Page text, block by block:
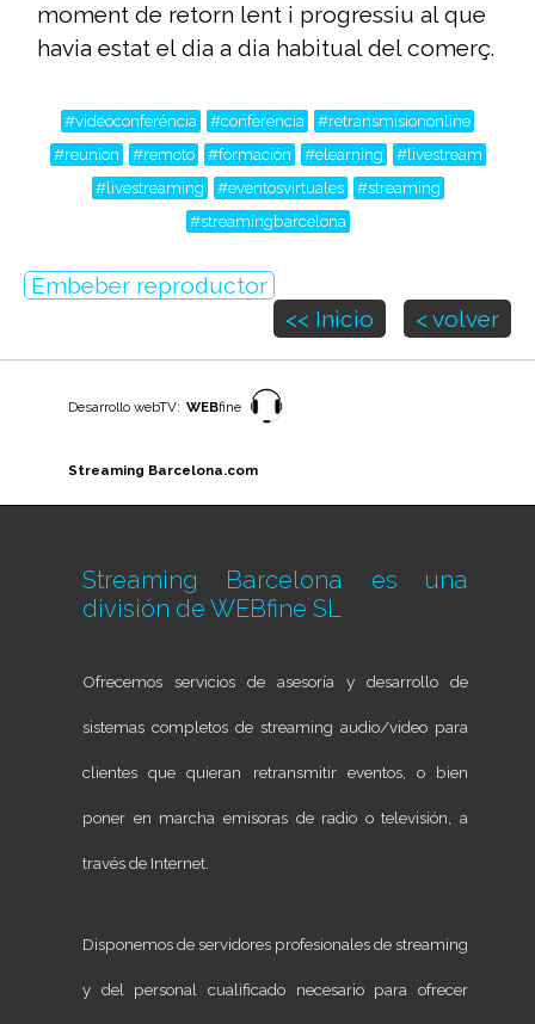
moment de retorn lent i progressiu al que
havia estat el dia a dia habitual del comerç.
#videoconferéncia #conferencia
#retransmisiononline
#reunion
#remoto #formación #elearning
#livestream
#livestreaming
#eventosvirtuales
#streaming
#streamingbarcelona
Embeber reproductor
<< Inicio
< volver
Desarrollo webTV: WEBfine
Streaming Barcelona.com
Streaming Barcelona es una
división de WEBfine SL
Ofrecemos servicios de asesoría y desarrollo de
sistemas completos de streaming audio/video para
clientes que quieran retransmitir eventos, o bien
poner en marcha emisoras de radio o televisión, a
través de Internet.
Disponemos de servidores profesionales de streaming
y del personal cualificado necesario para ofrecer